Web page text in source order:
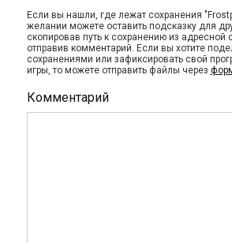
Если вы нашли, где лежат сохранения
желании можете оставить подсказку для
скопировав путь к сохранению из адресной
отправив комментарий. Если вы хотите
сохранениями или зафиксировать свой
игры, то можете отправить файлы через
Комментарий